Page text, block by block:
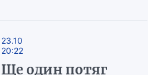
23.10
20:22
Ще один потяг